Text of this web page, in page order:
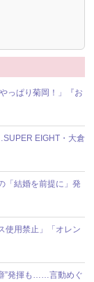
っぱり菊岡！」『お
EIGHT・大倉
「結婚を前提に」発
使用禁止」「オレン
”発揮も……言動めぐ